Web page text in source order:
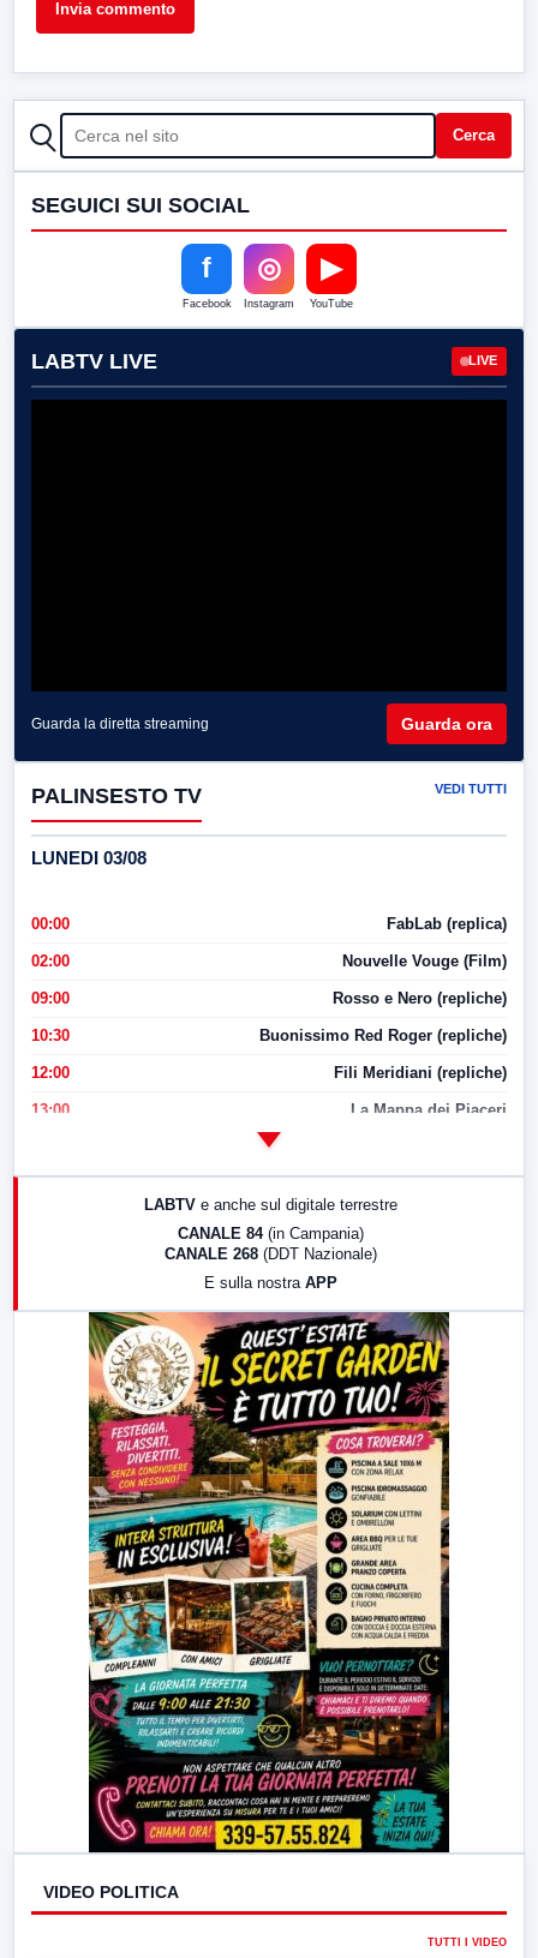
CERCA Cerca
SEGUICI SUI SOCIAL
f
Facebook
◎
Instagram
▶
YouTube
LABTV LIVE LIVE
Guarda la diretta streaming Guarda ora
PALINSESTO TV VEDI TUTTI
LUNEDI 03/08
00:00 FabLab (replica)
02:00 Nouvelle Vouge (Film)
09:00 Rosso e Nero (repliche)
10:30 Buonissimo Red Roger (repliche)
12:00 Fili Meridiani (repliche)
13:00 La Mappa dei Piaceri
17:00 LabNews (replica)
LabNews (replica)
LABTV e anche sul digitale terrestre
CANALE 84 (in Campania)
CANALE 268 (DDT Nazionale)
E sulla nostra APP
VIDEO POLITICA
TUTTI I VIDEO